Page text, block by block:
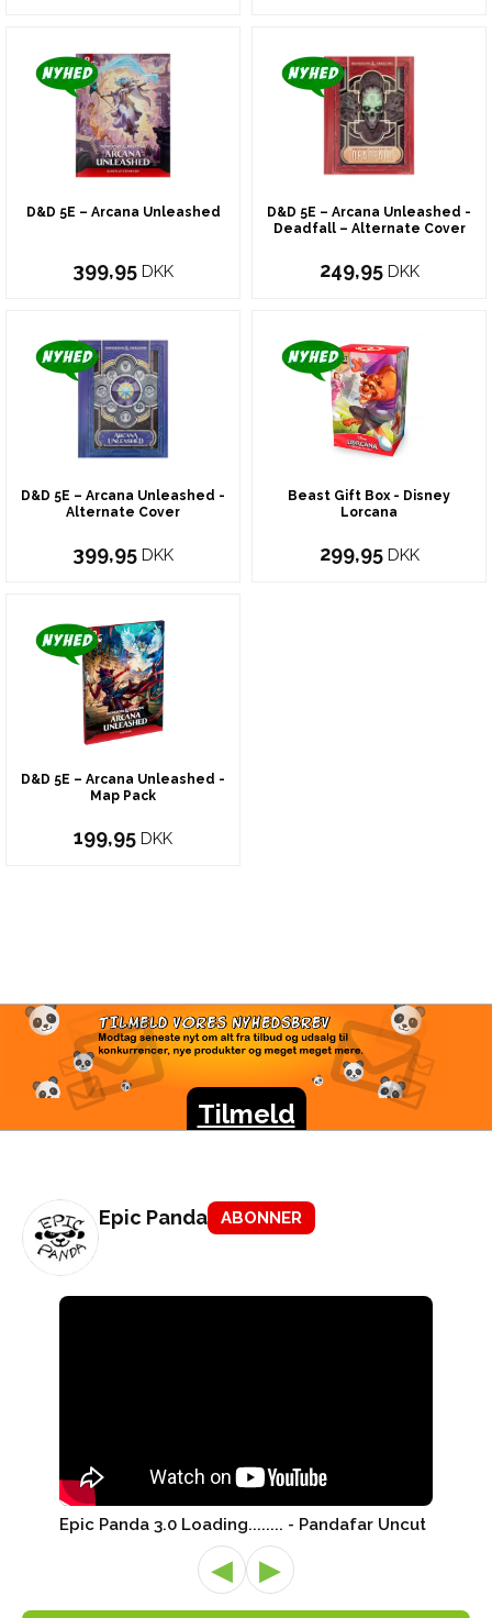
D&D 5E – Arcana Unleashed
399,95 DKK
D&D 5E – Arcana Unleashed -
Deadfall – Alternate Cover
249,95 DKK
D&D 5E – Arcana Unleashed -
Alternate Cover
399,95 DKK
Beast Gift Box - Disney
Lorcana
299,95 DKK
D&D 5E – Arcana Unleashed -
Map Pack
199,95 DKK
TILMELD VORES
NYHEDSBREV
Modtag seneste nyt om alt fra tilbud og udsalg til
konkurrencer, nye produkter og meget meget mere.
Tilmeld
Epic Panda ABONNER
Epic Panda 3.0 Loading........ - Pandafar Uncut
◀ ▶